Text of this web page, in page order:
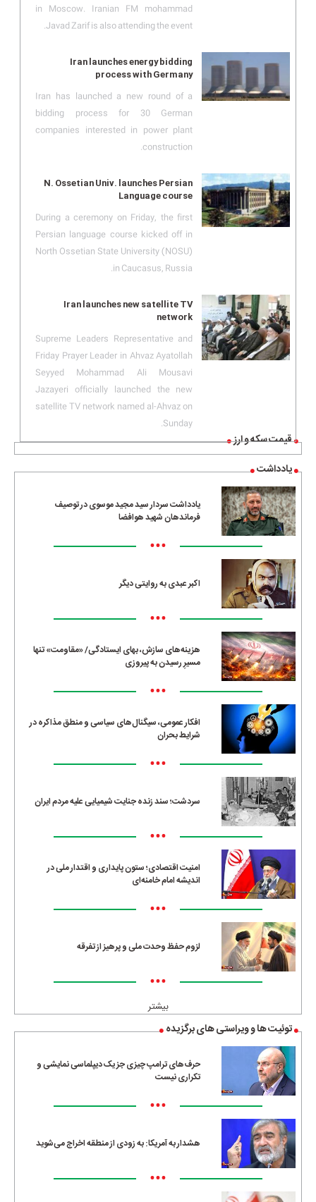
قیمت سکه و ارز
یادداشت
یادداشت سردار سید مجید موسوی در توصیف
فرماندهان شهید هوافضا
•••
اکبر عبدی به روایتی دیگر
•••
هزینه‌های سازش، بهای ایستادگی/ «مقاومت» تنها
مسیرِ رسیدن به پیروزی
•••
افکار عمومی، سیگنال‌های سیاسی و منطق مذاکره در
شرایط بحران
•••
سردشت؛ سند زنده جنایت شیمیایی علیه مردم ایران
•••
امنیت اقتصادی؛ ستون پایداری و اقتدار ملی در
اندیشه امام خامنه‌ای
•••
لزوم حفظ وحدت ملی و پرهیز از تفرقه
•••
بیشتر
توئیت ها و ویراستی های برگزیده
حرف‌های ترامپ چیزی جز یک دیپلماسی نمایشی و
تکراری نیست
•••
هشدار به آمریکا: به زودی از منطقه اخراج می‌شوید
•••
in Moscow. Iranian FM mohammad
Javad Zarif is also attending the event.
Iran launches energy bidding
process with Germany
Iran has launched a new round of a
bidding process for 30 German
companies interested in power plant
construction.
N. Ossetian Univ. launches Persian
Language course
During a ceremony on Friday, the first
Persian language course kicked off in
North Ossetian State University (NOSU)
in Caucasus, Russia.
Iran launches new satellite TV
network
Supreme Leaders Representative and
Friday Prayer Leader in Ahvaz Ayatollah
Seyyed Mohammad Ali Mousavi
Jazayeri officially launched the new
satellite TV network named al-Ahvaz on
Sunday.